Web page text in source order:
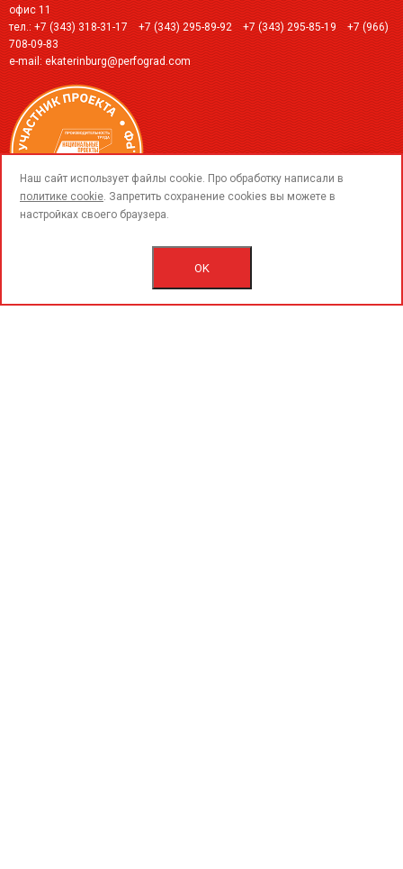
офис 11
тел.:+7 (343) 318-31-17 +7 (343) 295-89-92 +7 (343) 295-85-19
+7 (966)
708-09-83
e-mail:ekaterinburg@perfograd.com
© 2015-2026 ООО «ПерфоГрад».
call
Наш сайт использует файлы cookie. Про обработку написали в
политике cookie. Запретить сохранение cookies вы можете в
настройках своего браузера.
OK